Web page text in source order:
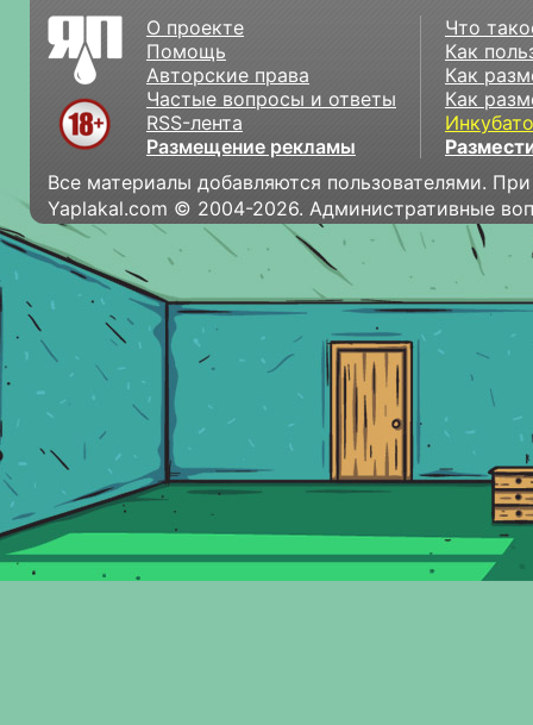
О проекте
Помощь
Авторские права
Частые вопросы и ответы
RSS-лента
Размещение рекламы
Что
Как
Как
Как
Все материалы добавляются пользователями.
Yaplakal.com © 2004-2026. Административные